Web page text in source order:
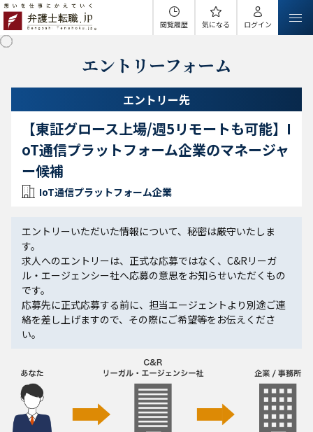
閲覧履歴 気になる ログイン
エントリーフォーム
エントリー先
【東証グロース上場/週5リモートも可能】I
oT通信プラットフォーム企業のマネージャ
ー候補
IoT通信プラットフォーム企業
エントリーいただいた情報について、秘密は厳守いたしま
す。
求人へのエントリーは、正式な応募ではなく、C&Rリーガ
ル・エージェンシー社へ応募の意思をお知らせいただくもの
です。
応募先に正式応募する前に、担当エージェントより別途ご連
絡を差し上げますので、その際にご希望等をお伝えくださ
い。